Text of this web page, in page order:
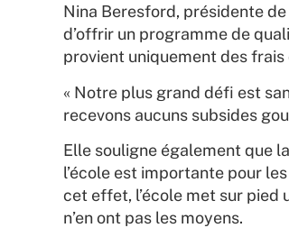
Nina Beresford, présidente de
d’offrir un programme de
provient uniquement des
« Notre plus grand défi est
recevons aucuns subsides
Elle souligne également que
l’école est importante pour
cet effet, l’école met sur pied
n’en ont pas les moyens.